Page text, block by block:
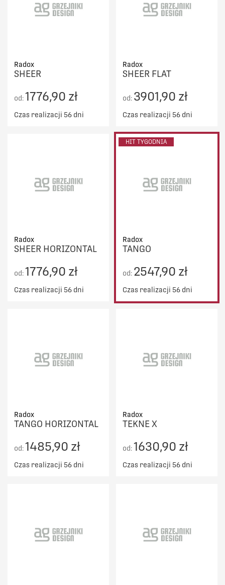
Radox
SHEER
od:1776,90 zł
Czas realizacji 56 dni
Radox
SHEER FLAT
od: 3901,90 zł
Czas realizacji 56 dni
Radox
SHEER HORIZONTAL
od:1776,90 zł
Czas realizacji 56 dni
HIT TYGODNIA
Radox
TANGO
od: 2547,90 zł
Czas realizacji 56 dni
Radox
TANGO HORIZONTAL
od:1485,90 zł
Czas realizacji 56 dni
Radox
TEKNE X
od:1630,90 zł
Czas realizacji 56 dni